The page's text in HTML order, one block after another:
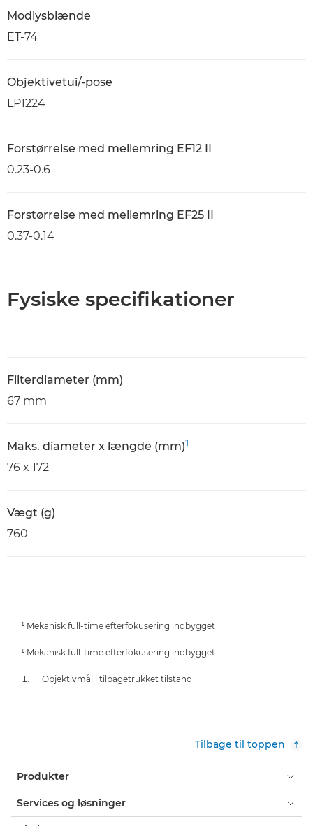
Modlysblænde
ET-74
Objektivetui/-pose
LP1224
Forstørrelse med mellemring EF12 II
0.23-0.6
Forstørrelse med mellemring EF25 II
0.37-0.14
Fysiske specifikationer
Filterdiameter (mm)
67 mm
Maks. diameter x længde (mm)1
76 x 172
Vægt (g)
760
¹ Mekanisk full-time efterfokusering indbygget
¹ Mekanisk full-time efterfokusering indbygget
Objektivmål i tilbagetrukket tilstand
Tilbage til toppen
Produkter
Services og løsninger